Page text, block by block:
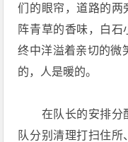
们的眼帘，道路的两
阵青草的香味，白
终中洋溢着亲切的微
的，人是暖的。
在队长的安排分
队分别清理打扫住